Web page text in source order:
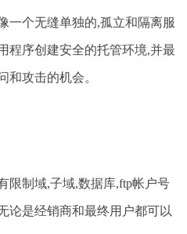
一个无缝单独的,孤立和隔离服
程序创建安全的托管环境,并最
和攻击的机会。
制域,子域,数据库,ftp帐户号
论是经销商和最终用户都可以